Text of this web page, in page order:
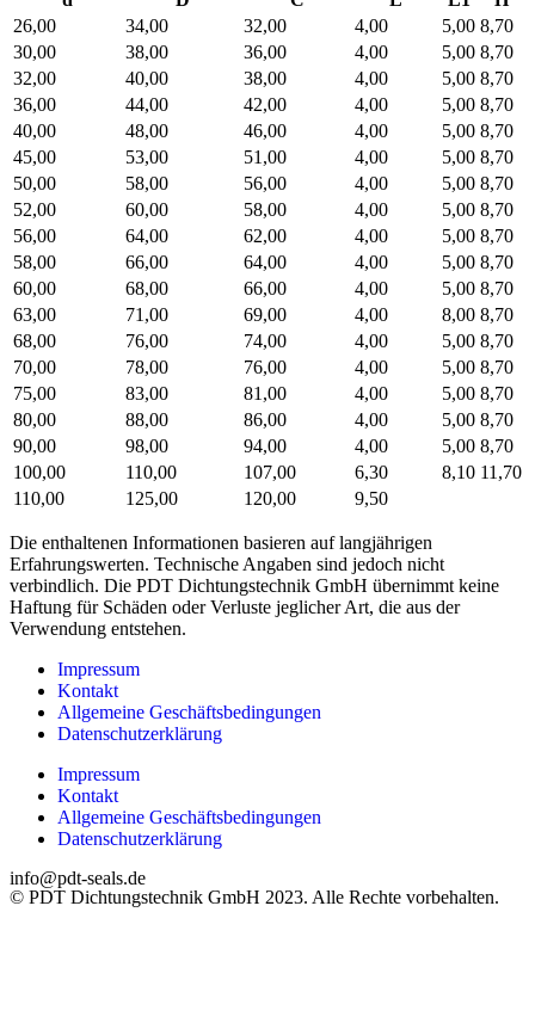
26,00
34,00 32,00 4,00 5,00 8,70
30,00
38,00 36,00 4,00 5,00 8,70
32,00
40,00 38,00 4,00 5,00 8,70
36,00
44,00 42,00 4,00 5,00 8,70
40,00
48,00 46,00 4,00 5,00 8,70
45,00
53,00 51,00 4,00 5,00 8,70
50,00
58,00 56,00 4,00 5,00 8,70
52,00
60,00 58,00 4,00 5,00 8,70
56,00
64,00 62,00 4,00 5,00 8,70
58,00
66,00 64,00 4,00 5,00 8,70
60,00
68,00 66,00 4,00 5,00 8,70
63,00
71,00 69,00 4,00 8,00 8,70
68,00
76,00 74,00 4,00 5,00 8,70
70,00
78,00 76,00 4,00 5,00 8,70
75,00
83,00 81,00 4,00 5,00 8,70
80,00
88,00 86,00 4,00 5,00 8,70
90,00
98,00 94,00 4,00 5,00 8,70
100,00
110,00 107,00 6,30 8,10 11,70
110,00
125,00 120,00 9,50
Die enthaltenen Informationen basieren auf langjährigen
Erfahrungswerten. Technische Angaben sind jedoch nicht
verbindlich. Die PDT Dichtungstechnik GmbH übernimmt keine
Haftung für Schäden oder Verluste jeglicher Art, die aus der
Verwendung entstehen.
Impressum
Kontakt
Allgemeine Geschäftsbedingungen
Datenschutzerklärung
Impressum
Kontakt
Allgemeine Geschäftsbedingungen
Datenschutzerklärung
info@pdt-seals.de
© PDT Dichtungstechnik GmbH 2023. Alle Rechte vorbehalten.